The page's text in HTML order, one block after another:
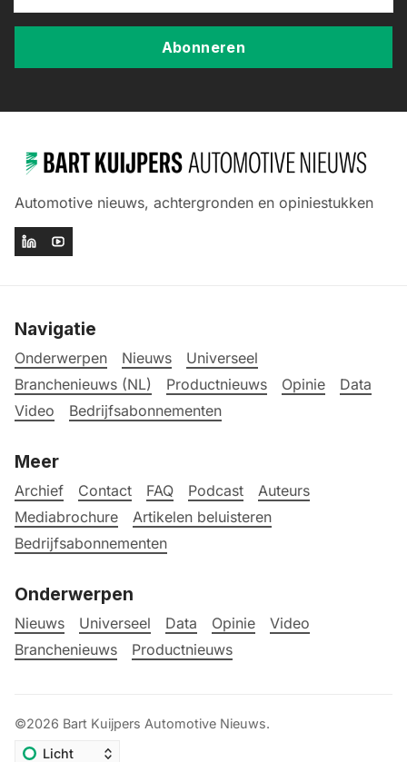
Abonneren
Automotive nieuws, achtergronden en opiniestukken
Navigatie
Onderwerpen Nieuws
Universeel
Branchenieuws (NL)
Productnieuws Opinie
Data
Video
Bedrijfsabonnementen
Meer
Archief Contact FAQ Podcast
Auteurs
Mediabrochure
Artikelen beluisteren
Bedrijfsabonnementen
Onderwerpen
Nieuws Universeel Data Opinie
Video
Branchenieuws
Productnieuws
©2026 Bart Kuijpers Automotive Nieuws.